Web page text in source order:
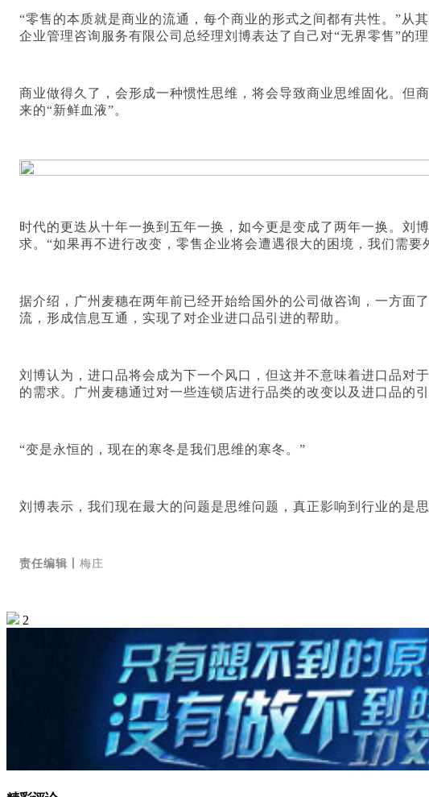
“零售的本质就是商业的流通，每个商业的形式之间都有共性。”从
企业管理咨询服务有限公司总经理刘博表达了自己对“无界零售”的理
商业做得久了，会形成一种惯性思维，将会导致商业思维固化。但
来的“新鲜血液”。
时代的更迭从十年一换到五年一换，如今更是变成了两年一换。刘
求。“如果再不进行改变，零售企业将会遭遇很大的困境，我们需要
据介绍，广州麦穗在两年前已经开始给国外的公司做咨询，一方面
流，形成信息互通，实现了对企业进口品引进的帮助。
刘博认为，进口品将会成为下一个风口，但这并不意味着进口品对
的需求。广州麦穗通过对一些连锁店进行品类的改变以及进口品的
“变是永恒的，现在的寒冬是我们思维的寒冬。”
刘博表示，我们现在最大的问题是思维问题，真正影响到行业的是
责任编辑丨 梅庄
2